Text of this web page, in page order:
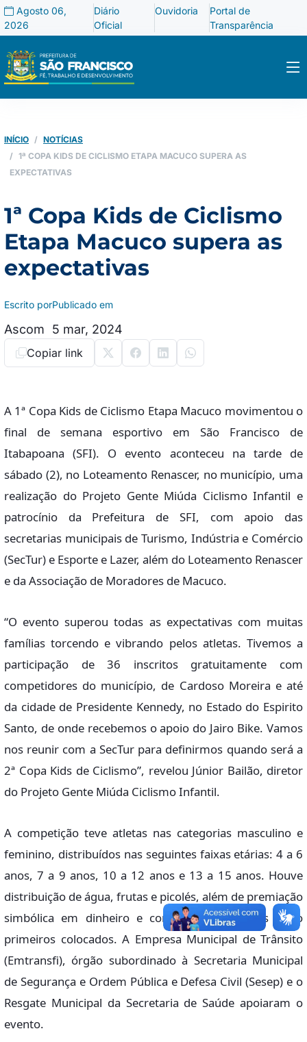
Agosto 06,
2026
Diário
Oficial
Ouvidoria
Portal de
Transparência
INÍCIO
NOTÍCIAS
1ª COPA KIDS DE CICLISMO ETAPA MACUCO SUPERA AS
EXPECTATIVAS
1ª Copa Kids de Ciclismo
Etapa Macuco supera as
expectativas
Escrito por
Ascom
Publicado em
5 mar, 2024
Copiar link
A 1ª Copa Kids de Ciclismo Etapa Macuco movimentou o
final de semana esportivo em São Francisco de
Itabapoana (SFI). O evento aconteceu na tarde de
sábado (2), no Loteamento Renascer, no município, uma
realização do Projeto Gente Miúda Ciclismo Infantil e
patrocínio da Prefeitura de SFI, com apoio das
secretarias municipais de Turismo, Indústria e Comércio
(SecTur) e Esporte e Lazer, além do Loteamento Renascer
e da Associação de Moradores de Macuco.
“O evento superou todas as expectativas com muitas
famílias torcendo e vibrando pelos atletas. Tivemos a
participação de 36 inscritos gratuitamente com
competidores do município, de Cardoso Moreira e até
da cidade de Presidente Kennedy, no Estado do Espirito
Santo, de onde recebemos o apoio do Jairo Bike. Vamos
nos reunir com a SecTur para definirmos quando será a
2ª Copa Kids de Ciclismo”, revelou Júnior Bailão, diretor
do Projeto Gente Miúda Ciclismo Infantil.
A competição teve atletas nas categorias masculino e
feminino, distribuídos nas seguintes faixas etárias: 4 a 6
anos, 7 a 9 anos, 10 a 12 anos e 13 a 15 anos. Houve
distribuição de água, frutas e picolés, além de premiação
simbólica em dinheiro e com troféus para os cinco
primeiros colocados. A Empresa Municipal de Trânsito
(Emtransfi), órgão subordinado à Secretaria Municipal
de Segurança e Ordem Pública e Defesa Civil (Sesep) e o
Resgate Municipal da Secretaria de Saúde apoiaram o
evento.